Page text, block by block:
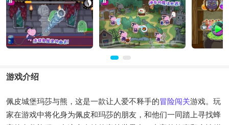
游戏介绍
佩皮城堡玛莎与熊，这是一款让人爱不释手的冒险闯关游戏。玩
家在游戏中将化身为佩皮和玛莎的朋友，和他们一同踏上寻找蜂